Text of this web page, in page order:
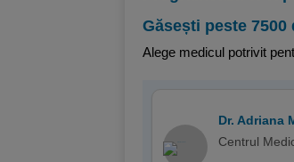
Găsești peste
Alege medicul potrivit
Dr. Adriana
Centrul